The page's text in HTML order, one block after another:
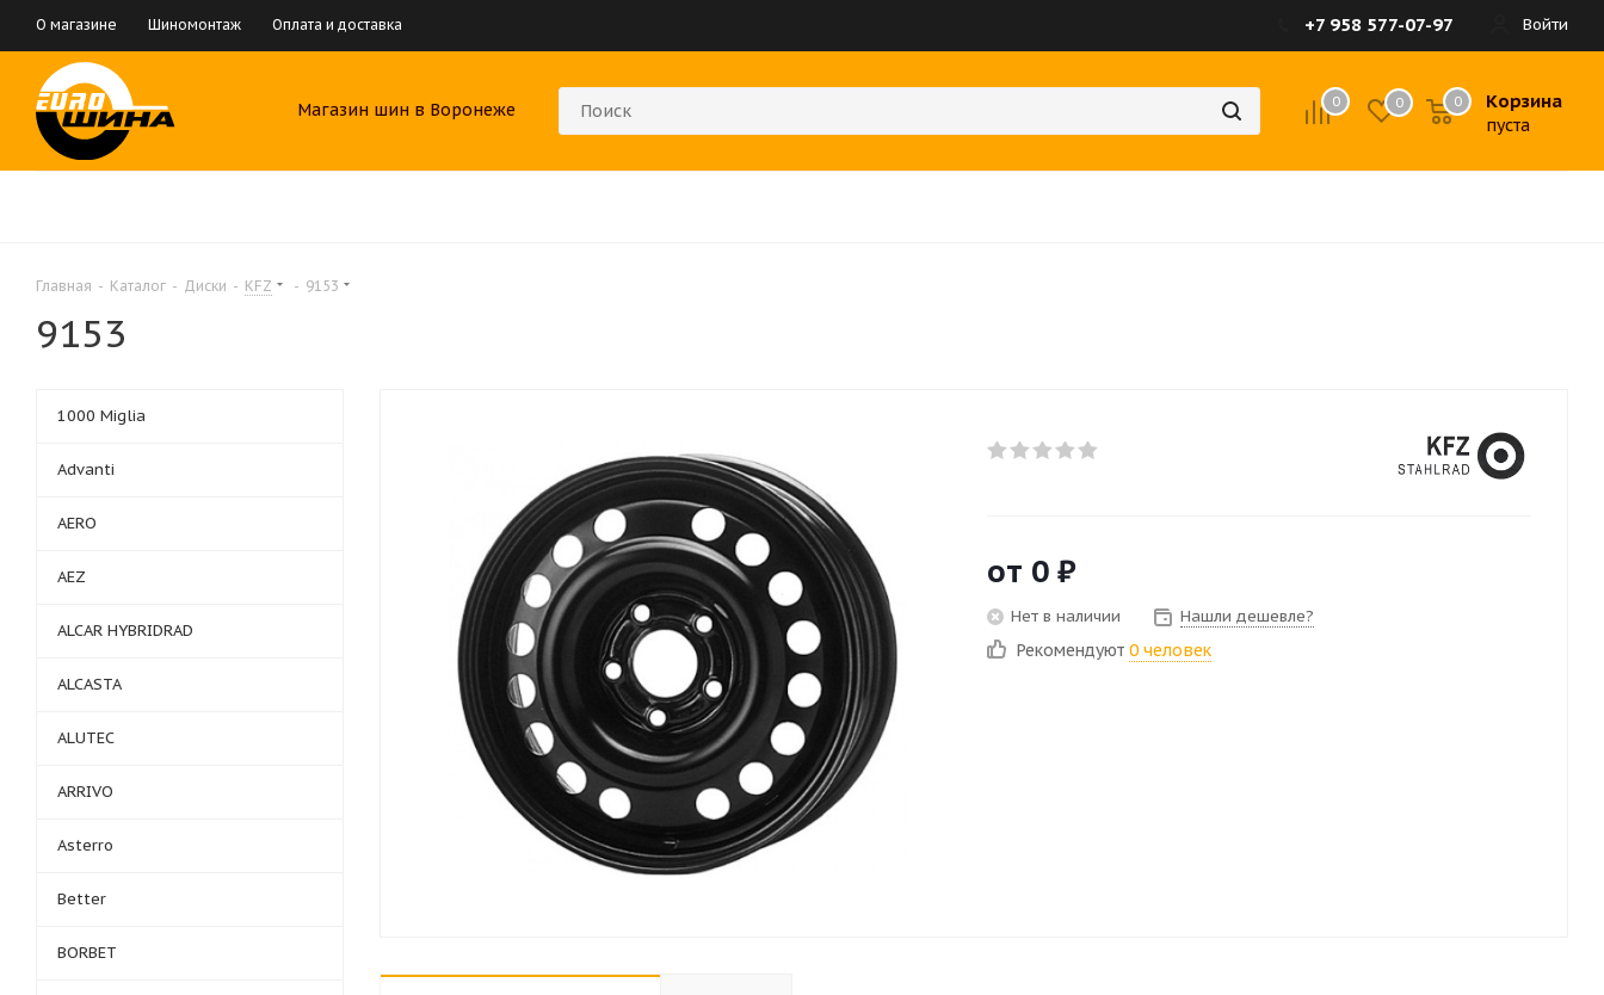
О магазине Шиномонтаж Оплата и доставка Войти
+7 958 577-07-97
Магазин шин в Воронеже 0 0 Корзина
пуста
0
Главная - Каталог - Диски - KFZ - 9153
9153
от 0 ₽
Нет в наличии Нашли дешевле?
Рекомендуют 0 человек
1000 Miglia
Advanti
AERO
AEZ
ALCAR HYBRIDRAD
ALCASTA
ALUTEC
ARRIVO
Asterro
Better
BORBET